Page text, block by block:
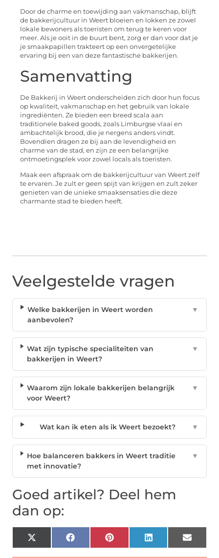
Door de charme en toewijding aan vakmanschap, blijft
de bakkerijcultuur in Weert bloeien en lokken ze zowel
lokale bewoners als toeristen om terug te keren voor
meer. Als je ooit in de buurt bent, zorg er dan voor dat je
je smaakpapillen trakteert op een onvergetelijke
ervaring bij een van deze fantastische bakkerijen.
Samenvatting
De Bakkerij in Weert onderscheiden zich door hun focus
op kwaliteit, vakmanschap en het gebruik van lokale
ingrediënten. Ze bieden een breed scala aan
traditionele baked goods, zoals Limburgse vlaai en
ambachtelijk brood, die je nergens anders vindt.
Bovendien dragen ze bij aan de levendigheid en
charme van de stad, en zijn ze een belangrijke
ontmoetingsplek voor zowel locals als toeristen.
Maak een afspraak om de bakkerijcultuur van Weert zelf
te ervaren. Je zult er geen spijt van krijgen en zult zeker
genieten van de unieke smaaksensaties die deze
charmante stad te bieden heeft.
Veelgestelde vragen
Welke bakkerijen in Weert worden
aanbevolen?
▼
Wat zijn typische specialiteiten van
bakkerijen in Weert?
▼
Waarom zijn lokale bakkerijen belangrijk
voor Weert?
▼
Wat kan ik eten als ik Weert bezoekt? ▼
Hoe balanceren bakkers in Weert traditie
met innovatie?
▼
Goed artikel? Deel hem
dan op:
X
(Twitter)
Facebook Pinterest LinkedIn Email